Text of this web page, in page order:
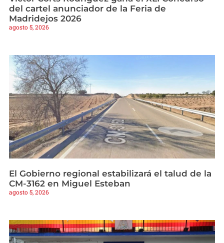
del cartel anunciador de la Feria de
Madridejos 2026
agosto 5, 2026
El Gobierno regional estabilizará el talud de la
CM-3162 en Miguel Esteban
agosto 5, 2026